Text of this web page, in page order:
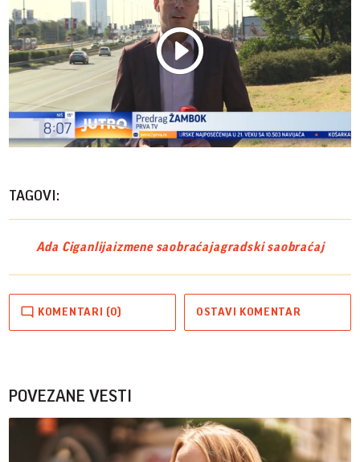
Play
TAGOVI:
Ada Ciganlijaizmene saobraćajagradski saobraćaj
KOMENTARI (0) OSTAVI KOMENTAR
POVEZANE VESTI